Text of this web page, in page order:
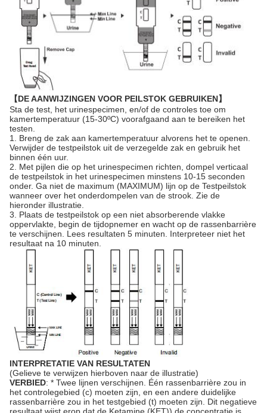
【DE AANWIJZINGEN VOOR PEILSTOK GEBRUIKEN】
Sta de test, het urinespecimen, en/of de controles toe om
kamertemperatuur (15-30ºC) voorafgaand aan te bereiken het
testen.
1. Breng de zak aan kamertemperatuur alvorens het te openen.
Verwijder de testpeilstok uit de verzegelde zak en gebruik het
binnen één uur.
2. Met pijlen die op het urinespecimen richten, dompel verticaal
de testpeilstok in het urinespecimen minstens 10-15 seconden
onder. Ga niet de maximum (MAXIMUM) lijn op de Testpeilstok
wanneer over het onderdompelen van de strook. Zie de
hieronder illustratie.
3. Plaats de testpeilstok op een niet absorberende vlakke
oppervlakte, begin de tijdopnemer en wacht op de rassenbarrière
te verschijnen. Lees resultaten 5 minuten. Interpreteer niet het
resultaat na 10 minuten.
INTERPRETATIE VAN RESULTATEN
(Gelieve te verwijzen hierboven naar de illustratie)
VERBIED: * Twee lijnen verschijnen. Één rassenbarrière zou in
het controlegebied (c) moeten zijn, en een andere duidelijke
rassenbarrière zou in het testgebied (t) moeten zijn. Dit negatieve
resultaat wijst erop dat de Ketamine (KET)) de concentratie is